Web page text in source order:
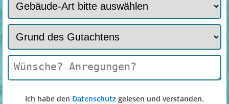
Ich habe den Datenschutz gelesen und verstanden.